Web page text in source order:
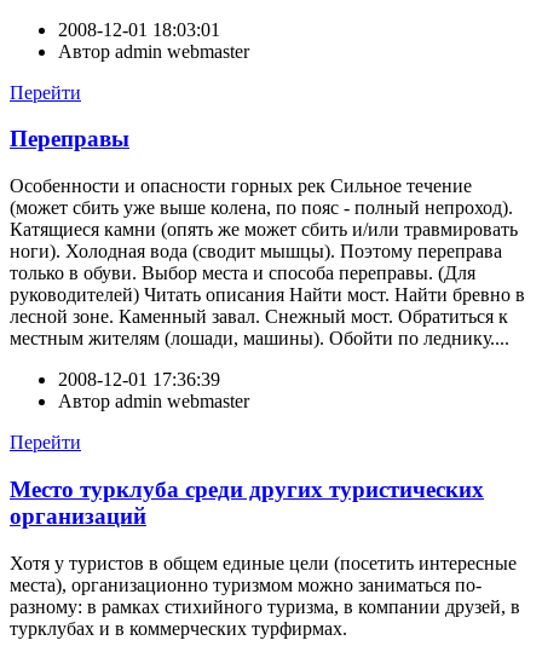
2008-12-01 18:03:01
Автор admin webmaster
Перейти
Переправы
Особенности и опасности горных рек Сильное течение
(может сбить уже выше колена, по пояс - полный непроход).
Катящиеся камни (опять же может сбить и/или травмировать
ноги). Холодная вода (сводит мышцы). Поэтому переправа
только в обуви. Выбор места и способа переправы. (Для
руководителей) Читать описания Найти мост. Найти бревно в
лесной зоне. Каменный завал. Снежный мост. Обратиться к
местным жителям (лошади, машины). Обойти по леднику....
2008-12-01 17:36:39
Автор admin webmaster
Перейти
Место турклуба среди других туристических
организаций
Хотя у туристов в общем единые цели (посетить интересные
места), организационно туризмом можно заниматься по-
разному: в рамках стихийного туризма, в компании друзей, в
турклубах и в коммерческих турфирмах.